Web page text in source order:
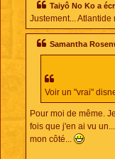
Taiyô No Ko a
Justement... Atlantide
Samantha
Voir un "vrai"
Pour moi de même.
fois que j'en ai vu un...
mon côté...